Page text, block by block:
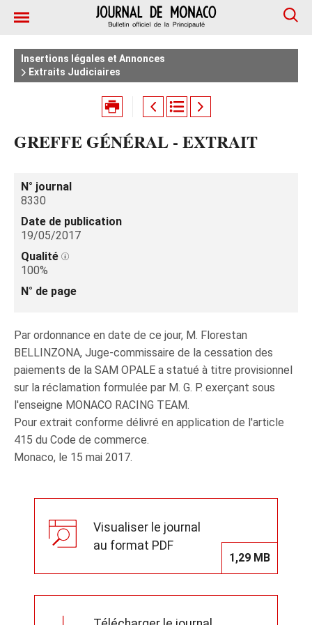
Insertions légales et Annonces
Extraits Judiciaires
GREFFE GÉNÉRAL - EXTRAIT
N° journal
8330
Date de publication
19/05/2017
Qualité
100%
N° de page
Par ordonnance en date de ce jour, M. Florestan
BELLINZONA, Juge-commissaire de la cessation des
paiements de la SAM OPALE a statué à titre provisionnel
sur la réclamation formulée par M. G. P. exerçant sous
l'enseigne MONACO RACING TEAM.
Pour extrait conforme délivré en application de l'article
415 du Code de commerce.
Monaco, le 15 mai 2017.
Visualiser le journal
au format PDF
1,29 MB